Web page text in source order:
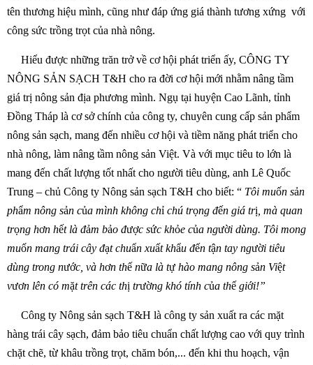
tên thương hiệu mình, cũng như đáp ứng giá thành tương xứng với
công sức trồng trọt của nhà nông.
Hiểu được những trăn trở về cơ hội phát triển ấy, CÔNG TY
NÔNG SẢN SẠCH T&H cho ra đời cơ hội mới nhằm nâng tầm
giá trị nông sản địa phương mình. Ngụ tại huyện Cao Lãnh, tỉnh
Đồng Tháp là cơ sở chính của công ty, chuyên cung cấp sản phẩm
nông sản sạch, mang đến nhiều cơ hội và tiềm năng phát triển cho
nhà nông, làm nâng tầm nông sản Việt. Và với mục tiêu to lớn là
mang đến chất lượng tốt nhất cho người tiêu dùng, anh Lê Quốc
Trung – chủ Công ty Nông sản sạch T&H cho biết: “ Tôi muốn sản
phẩm nông sản của mình không chỉ chú trọng đến giá trị , mà quan
trọng hơn hết là đảm bảo được sức khỏe của người dùng. Tôi mong
muốn mang trái cây đạt chuẩn xuất khẩu đến tận tay người tiêu
dùng trong nước, và hơn thế nữa là tự hào mang nông sản Việt
vươn lên có mặt trên các thị trường khó tính của thế giới!”
Công ty Nông sản sạch T&H là công ty sản xuất ra các mặt
hàng trái cây sạch, đảm bảo tiêu chuẩn chất lượng cao với quy trình
chặt chẽ, từ khâu trồng trọt, chăm bón,... đến khi thu hoạch, vận